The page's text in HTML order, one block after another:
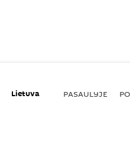
Lietuva PASAULYJE